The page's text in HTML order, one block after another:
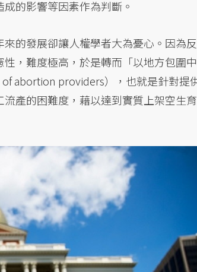
的影響等因素作為判斷。
的發展卻讓人權學者大為憂心。因為反
，難度極高，於是轉而「以地方包圍中
abortion providers），也就是針對提
產的困難度，藉以達到實質上架空生育